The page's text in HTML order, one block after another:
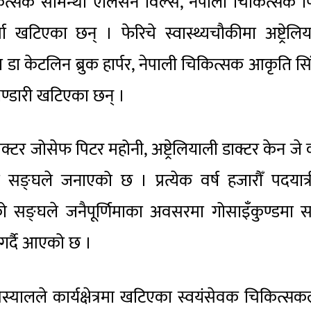
खटिएका छन् । फेरिचे स्वास्थ्यचौकीमा
केटलिन ब्रुक हार्पर, नेपाली चिकित्सक आकृति
खटिएका छन् ।
जोसेफ पिटर महोनी, अष्ट्रेलियाली डाक्टर केन जे
जनाएको छ । प्रत्येक वर्ष हजारौँ
सङ्घले जनैपूर्णिमाका अवसरमा गोसाइँकुण्डमा
गर्दै आएको छ ।
कार्यक्षेत्रमा खटिएका स्वयंसेवक